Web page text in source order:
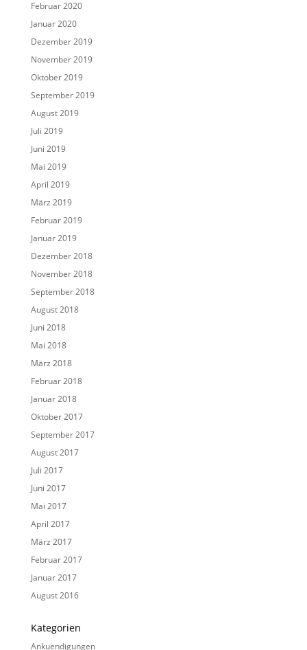
Februar 2020
Januar 2020
Dezember 2019
November 2019
Oktober 2019
September 2019
August 2019
Juli 2019
Juni 2019
Mai 2019
April 2019
März 2019
Februar 2019
Januar 2019
Dezember 2018
November 2018
September 2018
August 2018
Juni 2018
Mai 2018
März 2018
Februar 2018
Januar 2018
Oktober 2017
September 2017
August 2017
Juli 2017
Juni 2017
Mai 2017
April 2017
März 2017
Februar 2017
Januar 2017
August 2016
Kategorien
Ankuendigungen